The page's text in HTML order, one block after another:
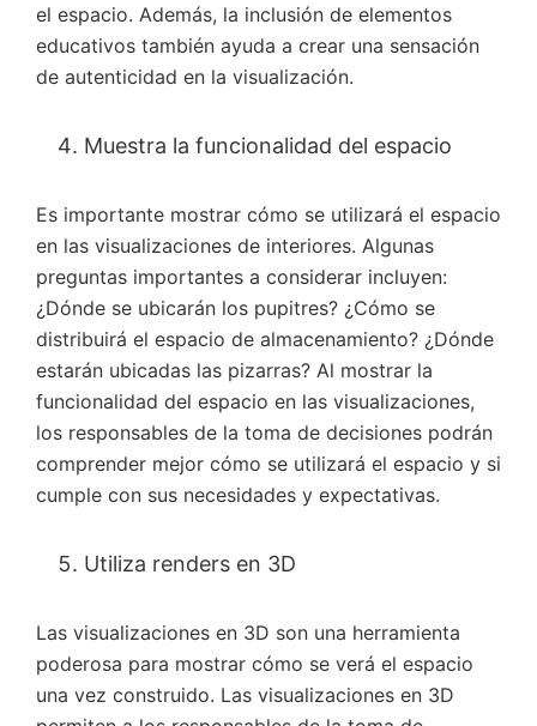
el espacio. Además, la inclusión de elementos
educativos también ayuda a crear una sensación
de autenticidad en la visualización.
Muestra la funcionalidad del espacio
Es importante mostrar cómo se utilizará el espacio
en las visualizaciones de interiores. Algunas
preguntas importantes a considerar incluyen:
¿Dónde se ubicarán los pupitres? ¿Cómo se
distribuirá el espacio de almacenamiento? ¿Dónde
estarán ubicadas las pizarras? Al mostrar la
funcionalidad del espacio en las visualizaciones,
los responsables de la toma de decisiones podrán
comprender mejor cómo se utilizará el espacio y si
cumple con sus necesidades y expectativas.
Utiliza renders en 3D
Las visualizaciones en 3D son una herramienta
poderosa para mostrar cómo se verá el espacio
una vez construido. Las visualizaciones en 3D